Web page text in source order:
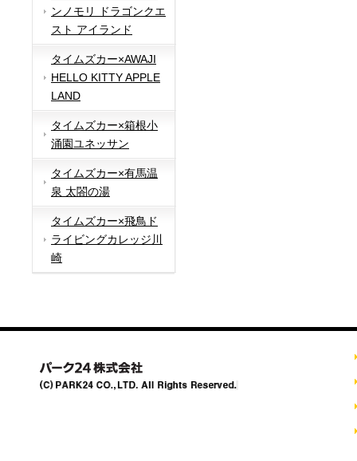
ンノモリ ドラゴンクエ
スト アイランド
タイムズカー×AWAJI
HELLO KITTY APPLE
LAND
タイムズカー×箱根小
涌園ユネッサン
タイムズカー×有馬温
泉 太閤の湯
タイムズカー×飛鳥ド
ライビングカレッジ川
崎